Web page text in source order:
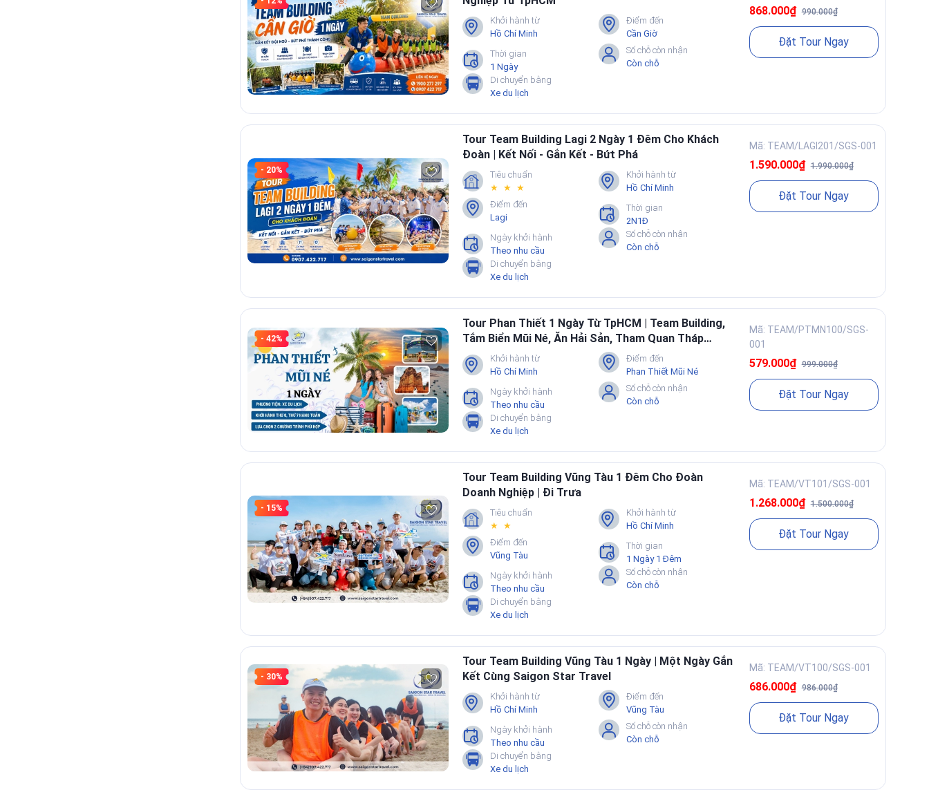
Khởi hành từ
Hồ Chí Minh
Điểm đến
Cần Giờ
Thời gian
1 Ngày
Số chỗ còn nhận
Còn chỗ
Di chuyển bằng
Xe du lịch
868.000₫990.000₫
Đặt Tour Ngay
- 20%
Tour Team Building Lagi 2 Ngày 1 Đêm Cho Khách
Đoàn | Kết Nối - Gắn Kết - Bứt Phá
Tiêu chuẩn
★ ★ ★
Khởi hành từ
Hồ Chí Minh
Điểm đến
Lagi
Thời gian
2N1Đ
Ngày khởi hành
Theo nhu cầu
Số chỗ còn nhận
Còn chỗ
Di chuyển bằng
Xe du lịch
Mã: TEAM/LAGI201/SGS-001
1.590.000₫1.990.000₫
Đặt Tour Ngay
- 42%
Tour Phan Thiết 1 Ngày Từ TpHCM | Team Building,
Tắm Biển Mũi Né, Ăn Hải Sản, Tham Quan Tháp
ChàmKhởi hành từ
Hồ Chí Minh
Điểm đến
Phan Thiết Mũi Né
Ngày khởi hành
Theo nhu cầu
Số chỗ còn nhận
Còn chỗ
Di chuyển bằng
Xe du lịch
Mã: TEAM/PTMN100/SGS-
001
579.000₫999.000₫
Đặt Tour Ngay
- 15%
Tour Team Building Vũng Tàu 1 Đêm Cho Đoàn
Doanh Nghiệp | Đi Trưa
Tiêu chuẩn
★ ★
Khởi hành từ
Hồ Chí Minh
Điểm đến
Vũng Tàu
Thời gian
1 Ngày 1 Đêm
Ngày khởi hành
Theo nhu cầu
Số chỗ còn nhận
Còn chỗ
Di chuyển bằng
Xe du lịch
Mã: TEAM/VT101/SGS-001
1.268.000₫1.500.000₫
Đặt Tour Ngay
- 30%
Tour Team Building Vũng Tàu 1 Ngày | Một Ngày Gắn
Kết Cùng Saigon Star Travel
Khởi hành từ
Hồ Chí Minh
Điểm đến
Vũng Tàu
Ngày khởi hành
Theo nhu cầu
Số chỗ còn nhận
Còn chỗ
Di chuyển bằng
Xe du lịch
Mã: TEAM/VT100/SGS-001
686.000₫986.000₫
Đặt Tour Ngay